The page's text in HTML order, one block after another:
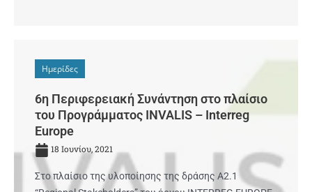
Ημερίδες
6η Περιφερειακή Συνάντηση στο πλαίσιο
του Προγράμματος INVALIS – Interreg
Europe
18 Ιουνίου, 2021
Στο πλαίσιο της υλοποίησης της δράσης Α2.1